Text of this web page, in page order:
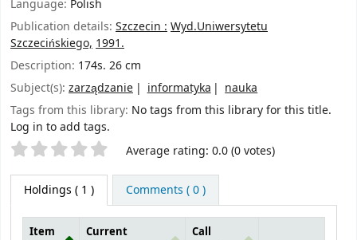
Language: Polish
Publication details: Szczecin : Wyd.Uniwersytetu
Szczecińskiego, 1991.
Description: 174s. 26 cm
Subject(s): zarządzanie informatyka
nauka
Tags from this library: No tags from this library for this title.
Log in to add tags.
Star ratings Average rating: 0.0 (0 votes)
Holdings ( 1 ) Comments ( 0 )
Item
Current
Call